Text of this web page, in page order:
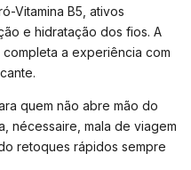
Vitamina B5, ativos
e hidratação dos fios. A
a experiência com
quem não abre mão do
nécessaire, mala de viagem
retoques rápidos sempre